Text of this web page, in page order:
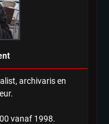
archivaris en
vanaf 1998.